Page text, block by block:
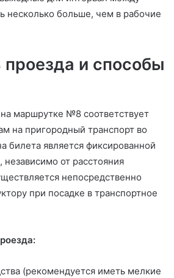
несколько больше, чем в рабочие
и способы
маршрутке №8 соответствует
на пригородный транспорт во
билета является фиксированной
от расстояния
непосредственно
при посадке в транспортное
(рекомендуется иметь мелкие